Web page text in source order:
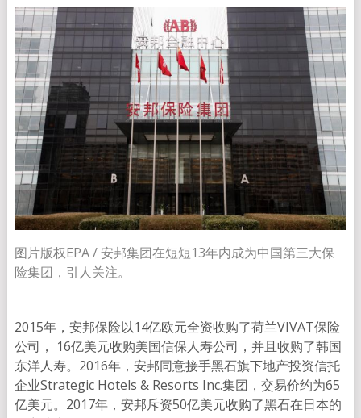
图片版权EPA /安邦集团在短短13年内成为中国第三大保
险集团，引人关注。
2015年，安邦保险以14亿欧元全资收购了荷兰VIVAT保险
公司， 16亿美元收购美国信保人寿公司，并且收购了韩国
东洋人寿。2016年，安邦同意接手黑石旗下地产投资信托
企业Strategic Hotels & Resorts Inc.集团，交易价约为65
亿美元。2017年，安邦斥资50亿美元收购了黑石在日本的